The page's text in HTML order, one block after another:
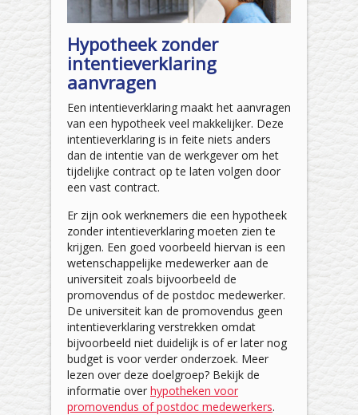
Hypotheek zonder
intentieverklaring
aanvragen
Een intentieverklaring maakt het aanvragen
van een hypotheek veel makkelijker. Deze
intentieverklaring is in feite niets anders
dan de intentie van de werkgever om het
tijdelijke contract op te laten volgen door
een vast contract.
Er zijn ook werknemers die een hypotheek
zonder intentieverklaring moeten zien te
krijgen. Een goed voorbeeld hiervan is een
wetenschappelijke medewerker aan de
universiteit zoals bijvoorbeeld de
promovendus of de postdoc medewerker.
De universiteit kan de promovendus geen
intentieverklaring verstrekken omdat
bijvoorbeeld niet duidelijk is of er later nog
budget is voor verder onderzoek. Meer
lezen over deze doelgroep? Bekijk de
informatie over hypotheken voor
promovendus of postdoc medewerkers.